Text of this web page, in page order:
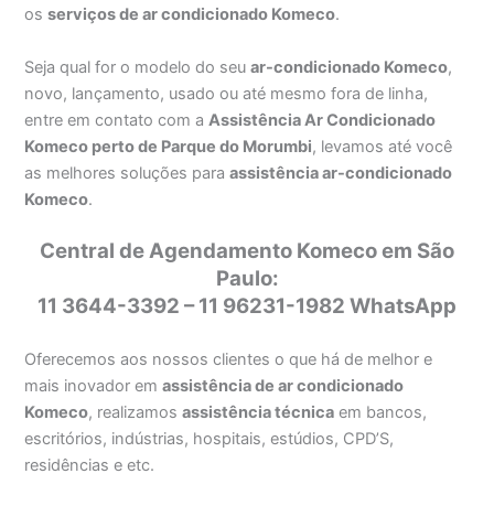
osserviços de ar condicionado Komeco.
Seja qual for o modelo do seuar-condicionado Komeco,
novo, lançamento, usado ou até mesmo fora de linha,
entre em contato com a Assistência Ar Condicionado
Komeco perto de Parque do Morumbi, levamos até você
as melhores soluções paraassistência ar-condicionado
Komeco.
Central de Agendamento Komeco em São
Paulo:
11 3644-3392 – 11 96231-1982 WhatsApp
Oferecemos aos nossos clientes o que há de melhor e
mais inovador emassistência de ar condicionado
Komeco, realizamosassistência técnica em bancos,
escritórios, indústrias, hospitais, estúdios, CPD’S,
residências e etc.